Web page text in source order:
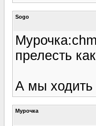
Sogo
прелесть
А мы ходить
Мурочка